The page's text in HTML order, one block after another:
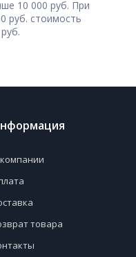
10 000 руб. При
руб. стоимость
товара